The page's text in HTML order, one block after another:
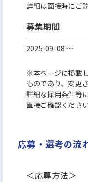
詳細は面接時にご
募集期間
2025-09-08 〜
※本ページに掲載
ものであり、変更
詳細な採用条件等
直接ご確認ください
応募・選考の流
＜応募方法＞